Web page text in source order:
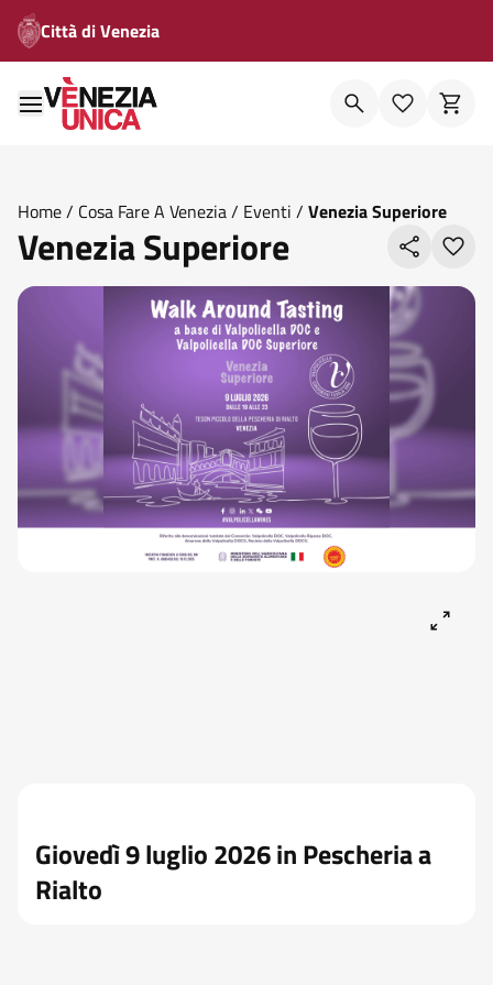
Città di Venezia
Home/ Cosa Fare A Venezia/ Eventi / Venezia Superiore
Venezia Superiore
Giovedì 9 luglio 2026 in Pescheria a
Rialto